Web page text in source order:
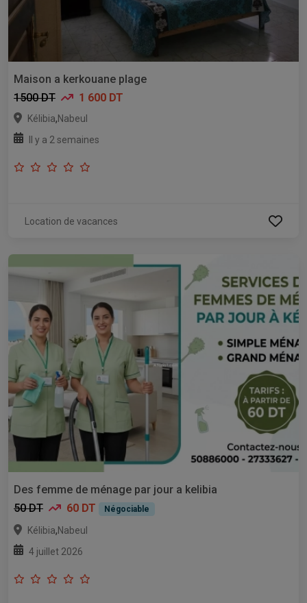
Maison a kerkouane plage
1500 DT
1 600 DT
Kélibia,Nabeul
Il y a 2 semaines
Location de vacances
Des femme de ménage par jour a kelibia
50 DT
60 DT Négociable
Kélibia,Nabeul
4 juillet 2026